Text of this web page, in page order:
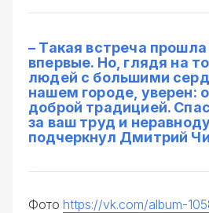
– Такая встреча
впервые. Но, глядя на
людей с большими
нашем городе, уверен:
доброй традицией.
за ваш труд и
подчеркнул Дмитрий
Фото https://vk.com/album-